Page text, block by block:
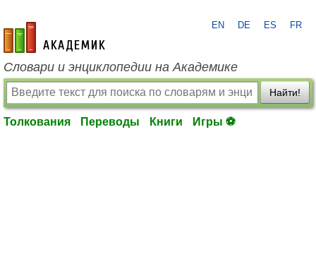
academic.ru
EN DE ES FR
Словари и энциклопедии на Академике
Найти!
Толкования Переводы Книги Игры ⚽